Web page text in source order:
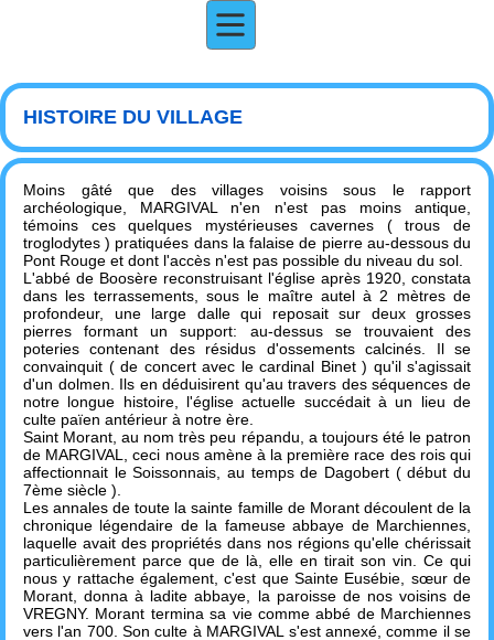
HISTOIRE DU VILLAGE
Moins gâté que des villages voisins sous le rapport
archéologique, MARGIVAL n'en n'est pas moins antique,
témoins ces quelques mystérieuses cavernes ( trous de
troglodytes ) pratiquées dans la falaise de pierre au-dessous du
Pont Rouge et dont l'accès n'est pas possible du niveau du sol.
L'abbé de Boosère reconstruisant l'église après 1920, constata
dans les terrassements, sous le maître autel à 2 mètres de
profondeur, une large dalle qui reposait sur deux grosses
pierres formant un support: au-dessus se trouvaient des
poteries contenant des résidus d'ossements calcinés. Il se
convainquit ( de concert avec le cardinal Binet ) qu'il s'agissait
d'un dolmen. Ils en déduisirent qu'au travers des séquences de
notre longue histoire, l'église actuelle succédait à un lieu de
culte païen antérieur à notre ère.
Saint Morant, au nom très peu répandu, a toujours été le patron
de MARGIVAL, ceci nous amène à la première race des rois qui
affectionnait le Soissonnais, au temps de Dagobert ( début du
7ème siècle ).
Les annales de toute la sainte famille de Morant découlent de la
chronique légendaire de la fameuse abbaye de Marchiennes,
laquelle avait des propriétés dans nos régions qu'elle chérissait
particulièrement parce que de là, elle en tirait son vin. Ce qui
nous y rattache également, c'est que Sainte Eusébie, sœur de
Morant, donna à ladite abbaye, la paroisse de nos voisins de
VREGNY. Morant termina sa vie comme abbé de Marchiennes
vers l'an 700. Son culte à MARGIVAL s'est annexé, comme il se